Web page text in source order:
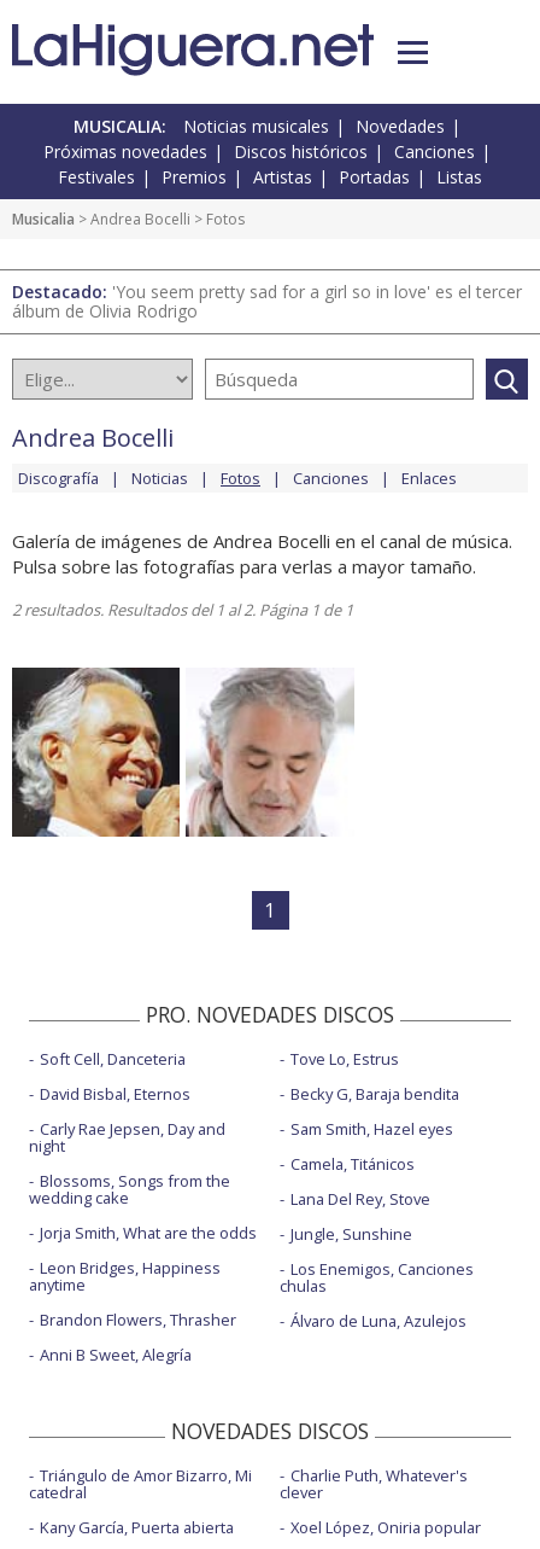
MUSICALIA: Noticias musicales
Novedades
Próximas novedades
Discos históricos
Canciones
Festivales
Premios Artistas Portadas Listas
Musicalia >Andrea Bocelli > Fotos
Destacado: 'You seem pretty sad for a girl so in love' es el tercer
álbum de Olivia Rodrigo
Andrea Bocelli
Discografía Noticias Fotos Canciones Enlaces
Galería de imágenes de Andrea Bocelli en el canal de música.
Pulsa sobre las fotografías para verlas a mayor tamaño.
2 resultados. Resultados del 1 al 2. Página 1 de 1
1
PRO. NOVEDADES DISCOS
Soft Cell, Danceteria
David Bisbal, Eternos
Carly Rae Jepsen, Day and
night
Blossoms, Songs from the
wedding cake
Jorja Smith, What are the odds
Leon Bridges, Happiness
anytime
Brandon Flowers, Thrasher
Anni B Sweet, Alegría
Tove Lo, Estrus
Becky G, Baraja bendita
Sam Smith, Hazel eyes
Camela, Titánicos
Lana Del Rey, Stove
Jungle, Sunshine
Los Enemigos, Canciones
chulas
Álvaro de Luna, Azulejos
NOVEDADES DISCOS
Triángulo de Amor Bizarro, Mi
catedral
Kany García, Puerta abierta
Charlie Puth, Whatever's
clever
Xoel López, Oniria popular